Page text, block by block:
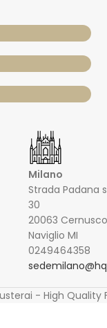
Milano
Strada Padana
30
20063
Naviglio MI
0249464358
- High Quality